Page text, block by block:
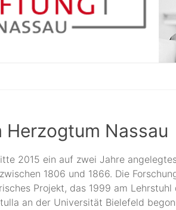
Nassau
2015 ein auf zwei Jahre
1806 und 1866. Die
Projekt, das 1999 am Lehrstuhl
an der Universität Bielefeld